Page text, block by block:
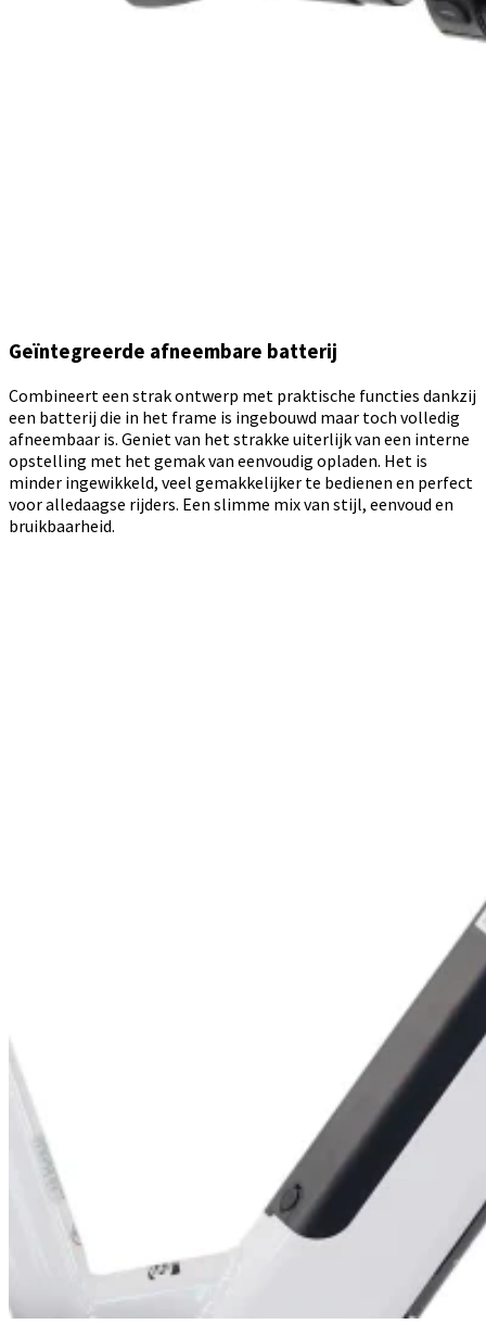
Geïntegreerde afneembare batterij
Combineert een strak ontwerp met praktische functies dankzij
een batterij die in het frame is ingebouwd maar toch volledig
afneembaar is. Geniet van het strakke uiterlijk van een interne
opstelling met het gemak van eenvoudig opladen. Het is
minder ingewikkeld, veel gemakkelijker te bedienen en perfect
voor alledaagse rijders. Een slimme mix van stijl, eenvoud en
bruikbaarheid.